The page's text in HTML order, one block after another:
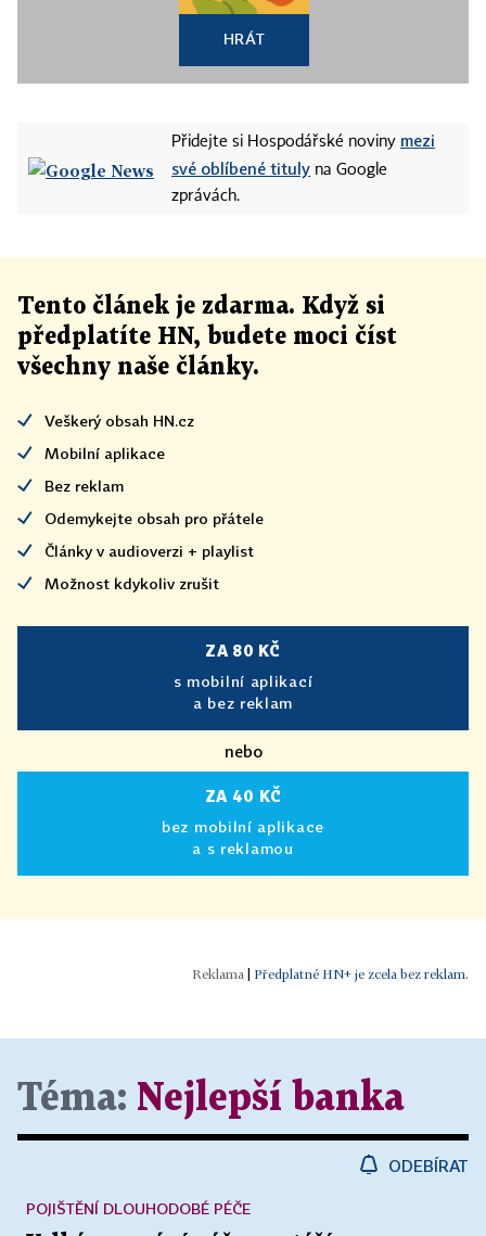
HRÁT
Přidejte si Hospodářské noviny mezi
své oblíbené tituly na Google
zprávách.
Tento článek je zdarma. Když si
předplatíte HN, budete moci číst
všechny naše články.
Veškerý obsah HN.cz
Mobilní aplikace
Bez reklam
Odemykejte obsah pro přátele
Články v audioverzi + playlist
Možnost kdykoliv zrušit
ZA 80 KČ
s mobilní aplikací
a bez reklam
nebo
ZA 40 KČ
bez mobilní aplikace
a s reklamou
| Předplatné HN+ je zcela bez reklam.
Téma: Nejlepší banka
ODEBÍRAT
POJIŠTĚNÍ DLOUHODOBÉ PÉČE